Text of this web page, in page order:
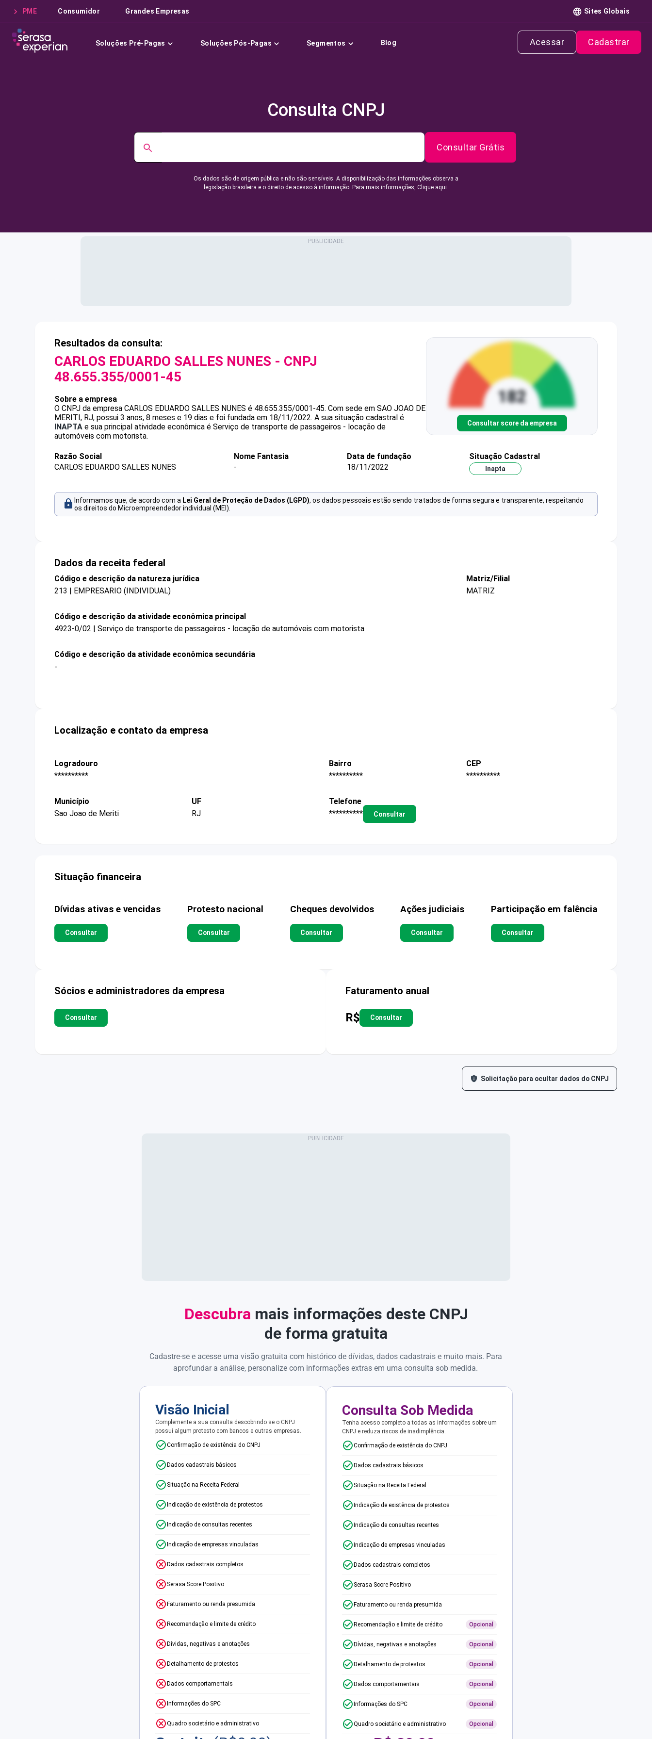
PME Consumidor Grandes Empresas Sites Globais
Soluções Pré-Pagas Soluções Pós-Pagas Segmentos Blog Acessar Cadastrar
Consulta CNPJ
Consultar Grátis
Os dados são de origem pública e não são sensíveis. A disponibilização das informações observa a
legislação brasileira e o direito de acesso à informação. Para mais informações, Clique aqui.
Resultados da consulta:
CARLOS EDUARDO SALLES NUNES - CNPJ
48.655.355/0001-45
Sobre a empresa
O CNPJ da empresa CARLOS EDUARDO SALLES NUNES é 48.655.355/0001-45. Com sede em SAO JOAO DE
MERITI, RJ, possui 3 anos, 8 meses e 19 dias e foi fundada em 18/11/2022. A sua situação cadastral é
INAPTA e sua principal atividade econômica é Serviço de transporte de passageiros - locação de
automóveis com motorista.
Consultar score da empresa
Razão Social
CARLOS EDUARDO SALLES NUNES
Nome Fantasia
-
Data de fundação
18/11/2022
Situação Cadastral
Inapta
Informamos que, de acordo com a Lei Geral de Proteção de Dados (LGPD), os dados pessoais estão sendo tratados de forma segura e transparente, respeitando
os direitos do Microempreendedor individual (MEI).
Dados da receita federal
Código e descrição da natureza jurídica
213 | EMPRESARIO (INDIVIDUAL)
Matriz/Filial
MATRIZ
Código e descrição da atividade econômica principal
4923-0/02 | Serviço de transporte de passageiros - locação de automóveis com motorista
Código e descrição da atividade econômica secundária
-
Localização e contato da empresa
Logradouro
**********
Bairro
**********
CEP
**********
Município
Sao Joao de Meriti
UF
RJ
Telefone
**********
Consultar
Situação financeira
Dívidas ativas e vencidas
Consultar
Protesto nacional
Consultar
Cheques devolvidos
Consultar
Ações judiciais
Consultar
Participação em falência
Consultar
Sócios e administradores da empresa
Consultar
Faturamento anual
R$ Consultar
Solicitação para ocultar dados do CNPJ
Descubra mais informações deste CNPJ
de forma gratuita
Cadastre-se e acesse uma visão gratuita com histórico de dívidas, dados cadastrais e muito mais. Para
aprofundar a análise, personalize com informações extras em uma consulta sob medida.
Visão Inicial
Complemente a sua consulta descobrindo se o CNPJ
possui algum protesto com bancos e outras empresas.
Confirmação de existência do CNPJ
Dados cadastrais básicos
Situação na Receita Federal
Indicação de existência de protestos
Indicação de consultas recentes
Indicação de empresas vinculadas
Dados cadastrais completos
Serasa Score Positivo
Faturamento ou renda presumida
Recomendação e limite de crédito
Dívidas, negativas e anotações
Detalhamento de protestos
Dados comportamentais
Informações do SPC
Quadro societário e administrativo
Consulta Sob Medida
Tenha acesso completo a todas as informações sobre um
CNPJ e reduza riscos de inadimplência.
Confirmação de existência do CNPJ
Dados cadastrais básicos
Situação na Receita Federal
Indicação de existência de protestos
Indicação de consultas recentes
Indicação de empresas vinculadas
Dados cadastrais completos
Serasa Score Positivo
Faturamento ou renda presumida
Recomendação e limite de crédito Opcional
Dívidas, negativas e anotações Opcional
Detalhamento de protestos Opcional
Dados comportamentais Opcional
Informações do SPC Opcional
Quadro societário e administrativo Opcional